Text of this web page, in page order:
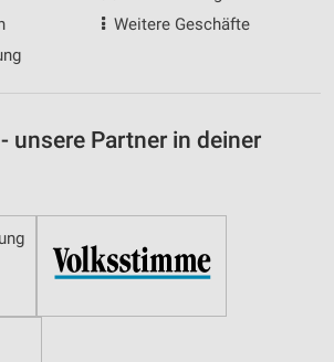
Weitere Geschäfte
unsere Partner in deiner